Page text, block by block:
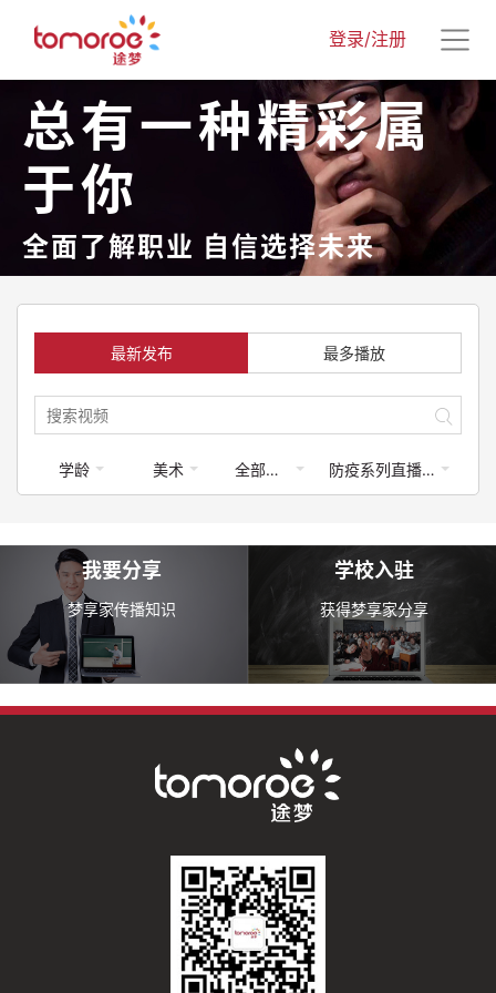
登录/注册
总有一种精彩属
于你
全面了解职业 自信选择未来
最新发布 最多播放
学龄 美术 全部梦享家 防疫系列直播课
我要分享
梦享家传播知识
学校入驻
获得梦享家分享